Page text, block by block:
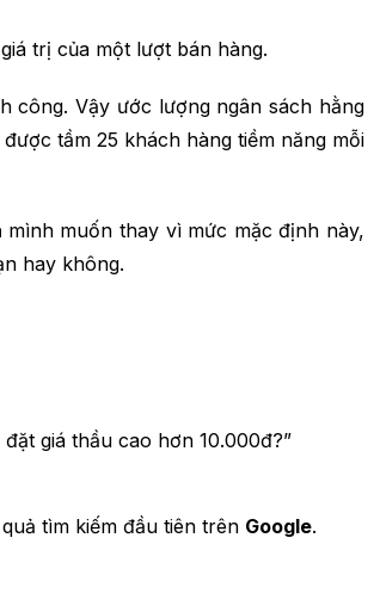
trị của một lượt bán hàng.
công. Vậy ước lượng ngân sách hằng
tầm 25 khách hàng tiềm năng mỗi
mình muốn thay vì mức mặc định này,
hay không.
giá thầu cao hơn 10.000đ?”
tìm kiếm đầu tiên trên Google.